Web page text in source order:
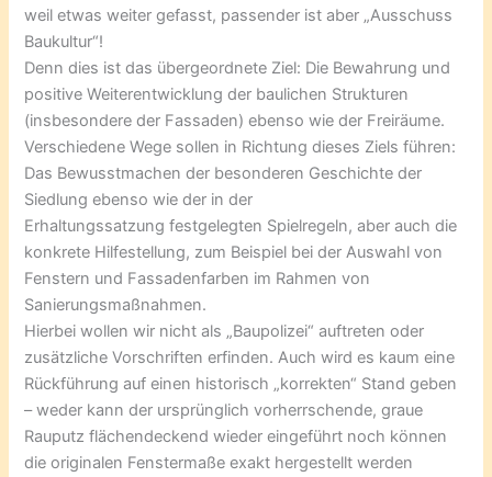
weil etwas weiter gefasst, passender ist aber „Ausschuss
Baukultur“!
Denn dies ist das übergeordnete Ziel: Die Bewahrung und
positive Weiterentwicklung der baulichen Strukturen
(insbesondere der Fassaden) ebenso wie der Freiräume.
Verschiedene Wege sollen in Richtung dieses Ziels führen:
Das Bewusstmachen der besonderen Geschichte der
Siedlung ebenso wie der in der
Erhaltungssatzung festgelegten Spielregeln, aber auch die
konkrete Hilfestellung, zum Beispiel bei der Auswahl von
Fenstern und Fassadenfarben im Rahmen von
Sanierungsmaßnahmen.
Hierbei wollen wir nicht als „Baupolizei“ auftreten oder
zusätzliche Vorschriften erfinden. Auch wird es kaum eine
Rückführung auf einen historisch „korrekten“ Stand geben
– weder kann der ursprünglich vorherrschende, graue
Rauputz flächendeckend wieder eingeführt noch können
die originalen Fenstermaße exakt hergestellt werden